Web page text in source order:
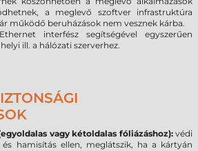
a meglevő szoftver infrastruktúra
működő beruházások nem vesznek kárba.
interfész segítségével egyszerűen
ill. a hálózati szerverhez.
vagy kétoldalas fóliázáshoz):védi
hamisítás ellen, meglátszik, ha a kártyán